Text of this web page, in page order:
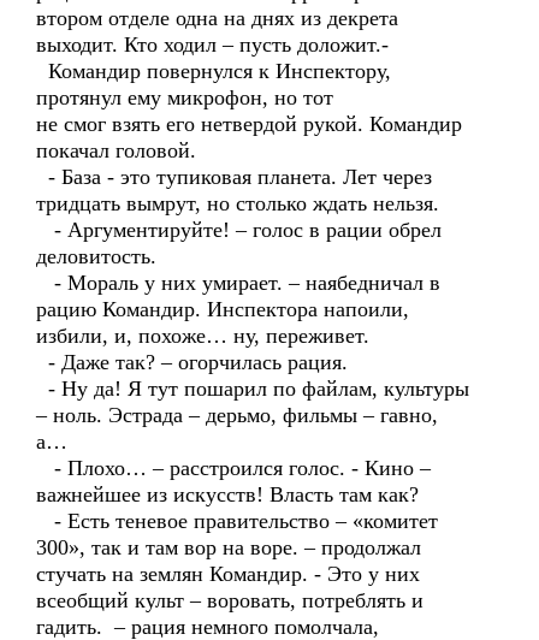
втором отделе одна на днях из декрета
выходит. Кто ходил – пусть доложит.-
Командир повернулся к Инспектору,
протянул ему микрофон, но тот
не смог взять его нетвердой рукой. Командир
покачал головой.
- База - это тупиковая планета. Лет через
тридцать вымрут, но столько ждать нельзя.
- Аргументируйте! – голос в рации обрел
деловитость.
- Мораль у них умирает. – наябедничал в
рацию Командир. Инспектора напоили,
избили, и, похоже… ну, переживет.
- Даже так? – огорчилась рация.
- Ну да! Я тут пошарил по файлам, культуры
– ноль. Эстрада – дерьмо, фильмы – гавно,
а…
- Плохо… – расстроился голос. - Кино –
важнейшее из искусств! Власть там как?
- Есть теневое правительство – «комитет
300», так и там вор на воре. – продолжал
стучать на землян Командир. - Это у них
всеобщий культ – воровать, потреблять и
гадить. – рация немного помолчала,